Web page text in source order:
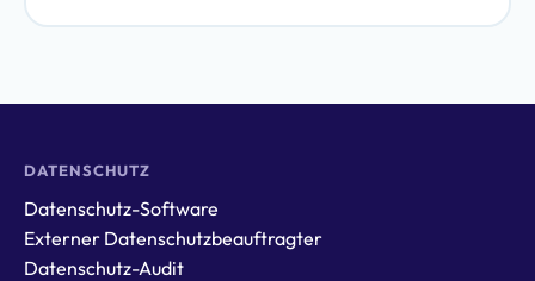
Wie Soprema, ein Unternehmen aus der
DATENSCHUTZ
Datenschutz-Software
Externer Datenschutzbeauftragter
Datenschutz-Audit